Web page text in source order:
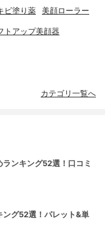
ビ塗り薬 美顔ローラー
トアップ美顔器
カテゴリ一覧へ
ンキング52選！口コミ
ング52選！パレット&単